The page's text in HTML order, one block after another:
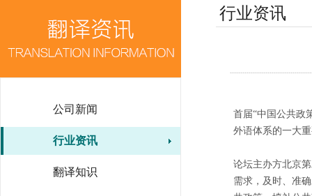
公司新闻
行业资讯
翻译知识
行业资讯
首届“中国公共政
外语体系的一大
论坛主办方北京
需求，及时、准